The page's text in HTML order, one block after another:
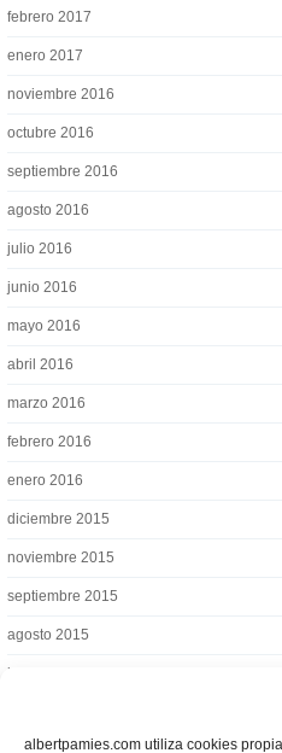
albertpamies.com utiliza cookies
febrero 2017
enero 2017
noviembre 2016
octubre 2016
septiembre 2016
agosto 2016
julio 2016
junio 2016
mayo 2016
abril 2016
marzo 2016
febrero 2016
enero 2016
diciembre 2015
noviembre 2015
septiembre 2015
agosto 2015
julio 2015